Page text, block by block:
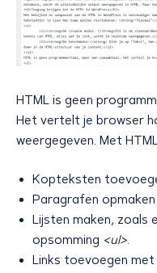
HTML is geen
Het vertelt je browser
weergegeven. Met
Kopteksten
Paragrafen
Lijsten maken, zoals
opsomming <ul>.
Links toevoegen met